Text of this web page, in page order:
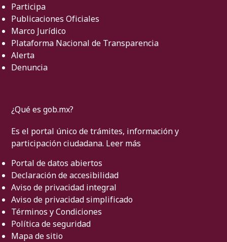
Participa
Publicaciones Oficiales
Marco Jurídico
Plataforma Nacional de Transparencia
Alerta
Denuncia
¿Qué es gob.mx?
Es el portal único de trámites, información y
participación ciudadana. Leer más
Portal de datos abiertos
Declaración de accesibilidad
Aviso de privacidad integral
Aviso de privacidad simplificado
Términos y Condiciones
Política de seguridad
Mapa de sitio